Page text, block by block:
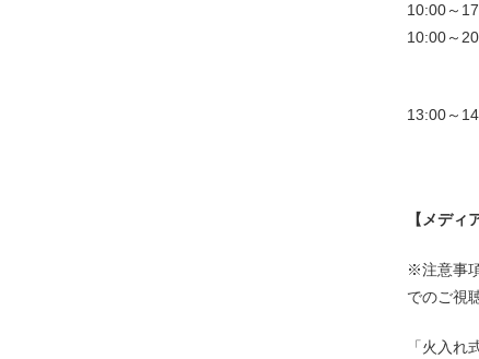
10:00～
10:00～
隣接
13:00～
ご祈
ダンス
【メディ
※注意事
でのご視
「火入